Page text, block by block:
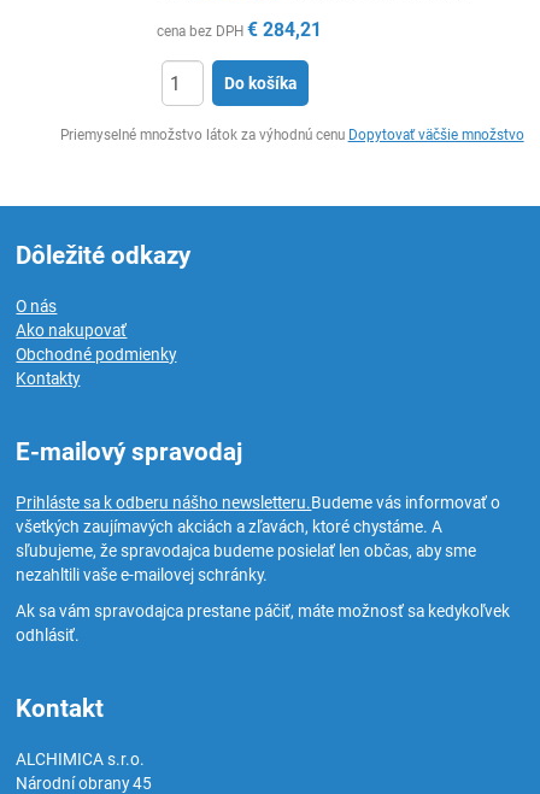
cena bez DPH € 284,21
Do košíka
Priemyselné množstvo látok za výhodnú cenu Dopytovať väčšie množstvo
Dôležité odkazy
O nás
Ako nakupovať
Obchodné podmienky
Kontakty
E-mailový spravodaj
Prihláste sa k odberu nášho newsletteru.Budeme vás informovať o
všetkých zaujímavých akciách a zľavách, ktoré chystáme. A
sľubujeme, že spravodajca budeme posielať len občas, aby sme
nezahltili vaše e-mailovej schránky.
Ak sa vám spravodajca prestane páčiť, máte možnosť sa kedykoľvek
odhlásiť.
Kontakt
ALCHIMICA s.r.o.
Národní obrany 45